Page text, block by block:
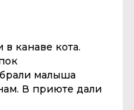
канаве кота.
малыша
В приюте дали